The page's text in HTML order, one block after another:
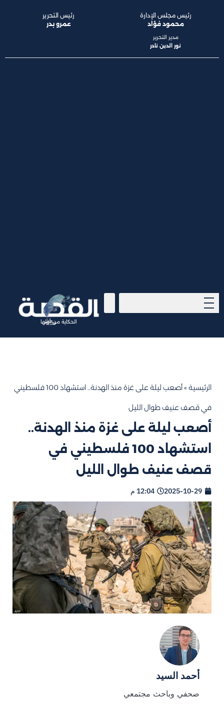
الحكاية من أولها
رئيس مجلس الإدارة
محمود فؤاد
مدير التحرير
نور الدين نادر
رئيس التحرير
عمرو بدر
الرئيسية » أصعب ليلة على غزة منذ الهدنة.. استشهاد 100 فلسطيني
في قصف عنيف طوال الليل
أصعب ليلة على غزة منذ الهدنة..
استشهاد 100 فلسطيني في
قصف عنيف طوال الليل
2025-10-29 12:04 م
أحمد السيد
صحفي وباحث مجتمعي